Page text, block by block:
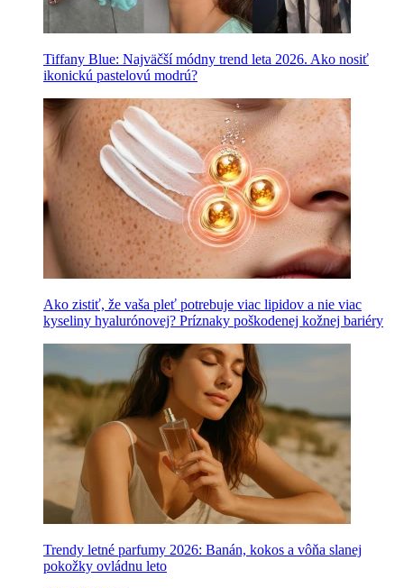
Tiffany Blue: Najväčší módny trend leta 2026. Ako nosiť
ikonickú pastelovú modrú?
Ako zistiť, že vaša pleť potrebuje viac lipidov a nie viac
kyseliny hyalurónovej? Príznaky poškodenej kožnej bariéry
Trendy letné parfumy 2026: Banán, kokos a vôňa slanej
pokožky ovládnu leto